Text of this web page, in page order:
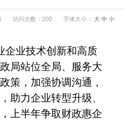
访问次数：200 字体大小： 大 中 小
企业技术创新和高质
局站位全局、服务大
策，加强协调沟通，
助力企业转型升级、
上半年争取财政惠企